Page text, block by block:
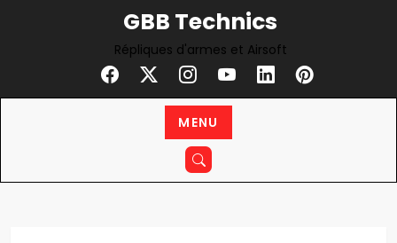
GBB Technics
Répliques d'armes et Airsoft
MENU